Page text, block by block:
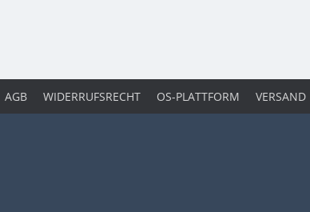
AGB WIDERRUFSRECHT OS-PLATTFORM VERSAND